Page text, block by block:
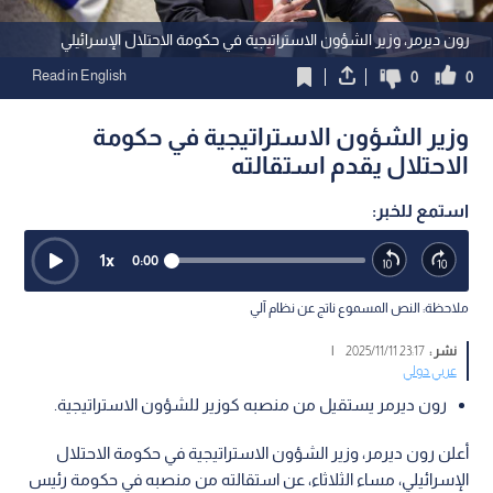
رون ديرمر، وزير الشؤون الاستراتيجية في حكومة الاحتلال الإسرائيلي
0
0
Read in English
وزير الشؤون الاستراتيجية في حكومة
الاحتلال يقدم استقالته
استمع للخبر:
0:00
1x
ملاحظة: النص المسموع ناتج عن نظام آلي
نشر :23:17 2025/11/11
|
عربي دولي
رون ديرمر يستقيل من منصبه كوزير للشؤون الاستراتيجية.
أعلن رون ديرمر، وزير الشؤون الاستراتيجية في حكومة الاحتلال
الإسرائيلي، مساء الثلاثاء، عن استقالته من منصبه في حكومة رئيس